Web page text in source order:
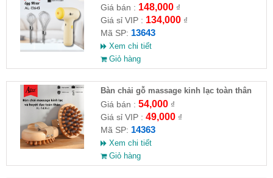
Mini AL-13643
Giá bán : 148,000₫
Giá sỉ VIP : 134,000₫
Mã SP: 13643
Xem chi tiết
Giỏ hàng
Bàn chải gỗ massage kinh lạc toàn thân
ALIZZ AL-14363
Giá bán : 54,000₫
Giá sỉ VIP : 49,000₫
Mã SP: 14363
Xem chi tiết
Giỏ hàng